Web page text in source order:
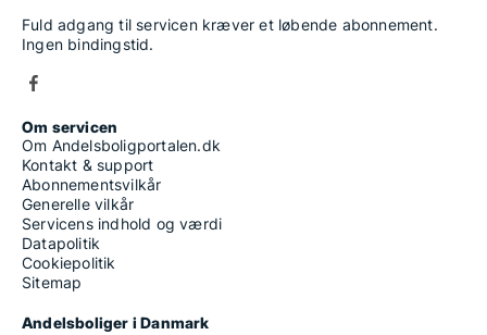
Fuld adgang til servicen kræver et løbende abonnement.
Ingen bindingstid.
Om servicen
Om Andelsboligportalen.dk
Kontakt & support
Abonnementsvilkår
Generelle vilkår
Servicens indhold og værdi
Datapolitik
Cookiepolitik
Sitemap
Andelsboliger i Danmark